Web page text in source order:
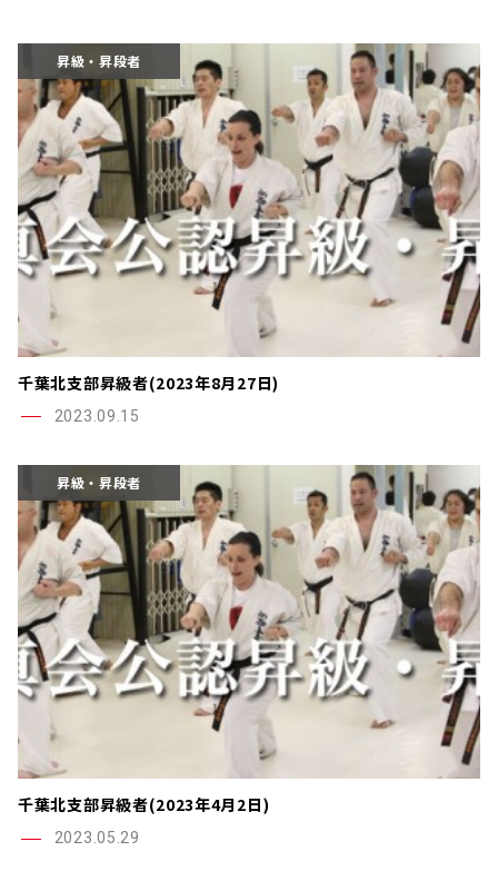
昇級・昇段者
千葉北支部昇級者(2023年8月27日)
2023.09.15
昇級・昇段者
千葉北支部昇級者(2023年4月2日)
2023.05.29